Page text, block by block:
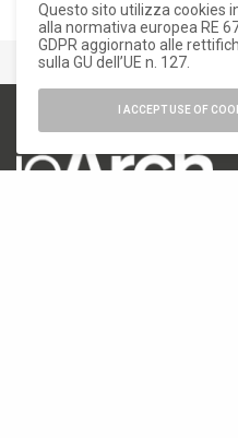
Questo sito utilizza cookies
alla normativa europea RE
GDPR aggiornato alle
sulla GU dell’UE n. 127.
I ACCEPT USE OF